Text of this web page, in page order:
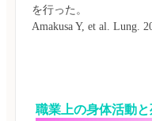
を行った。
職業上の身体活動